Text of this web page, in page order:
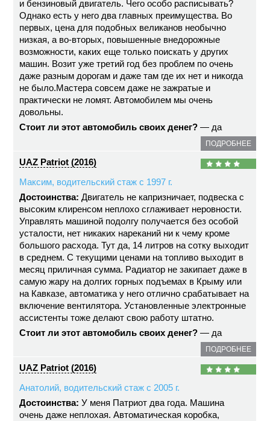
и бензиновый двигатель. Чего особо расписывать?
Однако есть у него два главных преимущества. Во
первых, цена для подобных великанов необычно
низкая, а во-вторых, повышенные внедорожные
возможности, каких еще только поискать у других
машин. Возит уже третий год без проблем по очень
даже разным дорогам и даже там где их нет и никогда
не было.Мастера совсем даже не зажратые и
практически не ломят. Автомобилем мы очень
довольны.
Стоит ли этот автомобиль своих денег? — да
ПОДРОБНЕЕ
UAZ Patriot (2016)
Максим, водительский стаж с 1997 г.
Достоинства: Двигатель не капризничает, подвеска с
высоким клиренсом неплохо сглаживает неровности.
Управлять машиной подолгу получается без особой
усталости, нет никаких нареканий ни к чему кроме
большого расхода. Тут да, 14 литров на сотку выходит
в среднем. С текущими ценами на топливо выходит в
месяц приличная сумма. Радиатор не закипает даже в
самую жару на долгих горных подъемах в Крыму или
на Кавказе, автоматика у него отлично срабатывает на
включение вентилятора. Установленные электронные
ассистенты тоже делают свою работу штатно.
Стоит ли этот автомобиль своих денег? — да
ПОДРОБНЕЕ
UAZ Patriot (2016)
Анатолий, водительский стаж с 2005 г.
Достоинства: У меня Патриот два года. Машина
очень даже неплохая. Автоматическая коробка,